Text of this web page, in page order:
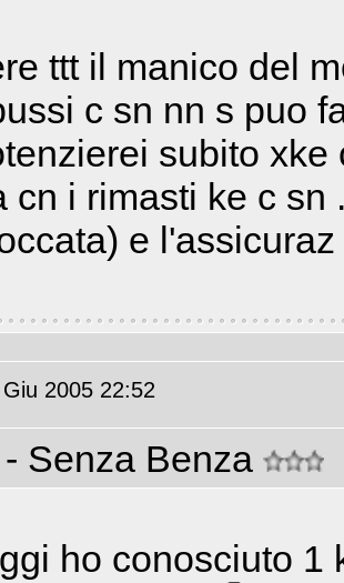
ttt il manico del
c sn nn s puo
subito
cn i rimasti ke c
e
2005 22:52
- Senza Benza
ho conosciuto 1